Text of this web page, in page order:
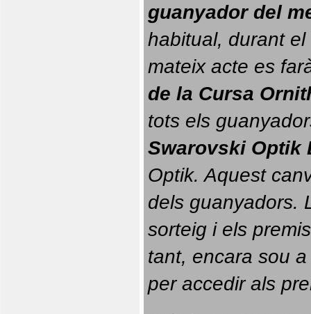
guanyador del
habitual, durant el
mateix acte es
de la Cursa
tots els
Swarovski Optik
Optik. Aquest
dels guanyadors.
sorteig i els
tant, encara sou
per accedir als